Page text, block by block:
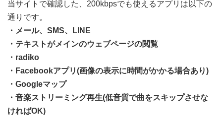
当サイトで確認した、200kbpsでも使えるアプリは以下の
通りです。
・メール、SMS、LINE
・テキストがメインのウェブページの閲覧
・radiko
・Facebookアプリ(画像の表示に時間がかかる場合あり)
・Googleマップ
・音楽ストリーミング再生(低音質で曲をスキップさせな
ければOK)